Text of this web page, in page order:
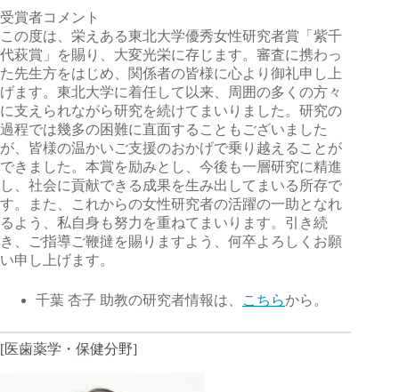
受賞者コメント
この度は、栄えある東北大学優秀女性研究者賞「紫千
代萩賞」を賜り、大変光栄に存じます。審査に携わっ
た先生方をはじめ、関係者の皆様に心より御礼申し上
げます。東北大学に着任して以来、周囲の多くの方々
に支えられながら研究を続けてまいりました。研究の
過程では幾多の困難に直面することもございました
が、皆様の温かいご支援のおかげで乗り越えることが
できました。本賞を励みとし、今後も一層研究に精進
し、社会に貢献できる成果を生み出してまいる所存で
す。また、これからの女性研究者の活躍の一助となれ
るよう、私自身も努力を重ねてまいります。引き続
き、ご指導ご鞭撻を賜りますよう、何卒よろしくお願
い申し上げます。
千葉 杏子 助教の研究者情報は、 こちらから。
[医歯薬学・保健分野]